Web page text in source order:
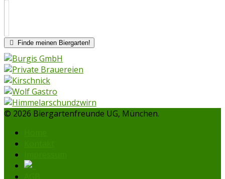
Finde meinen Biergarten!
© 2026 Biergartenfreunde UG, München.